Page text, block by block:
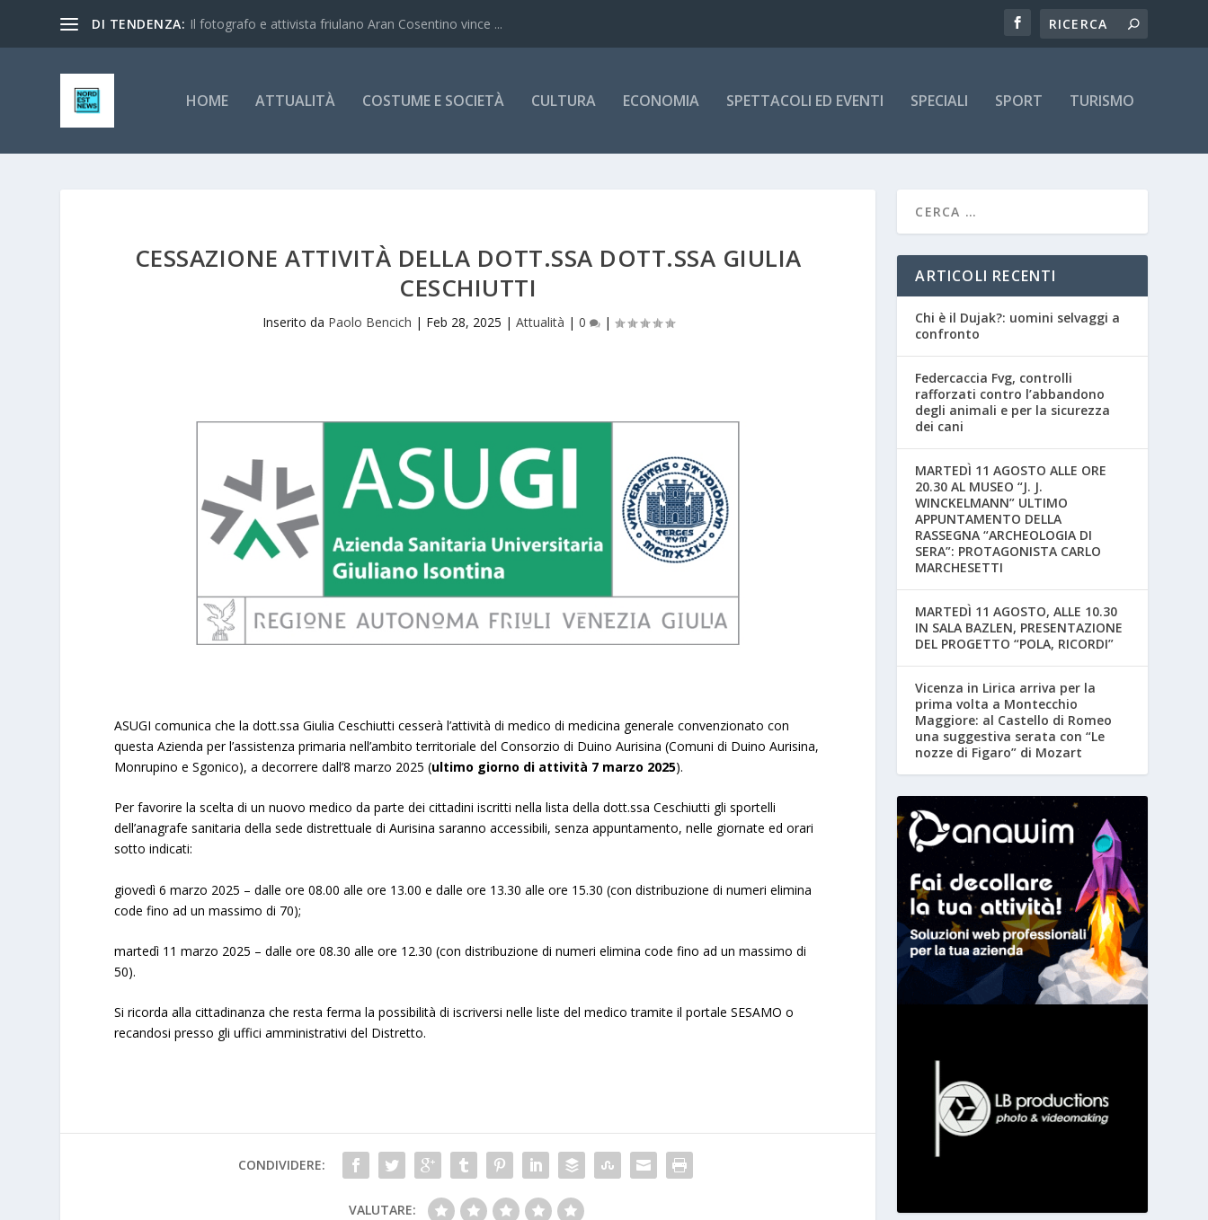
DI TENDENZA: Il fotografo e attivista friulano Aran Cosentino vince ...
HOME ATTUALITÀ COSTUME E SOCIETÀ CULTURA ECONOMIA SPETTACOLI ED EVENTI SPECIALI SPORT TURISMO
CESSAZIONE ATTIVITÀ DELLA DOTT.SSA DOTT.SSA GIULIA
CESCHIUTTI
Inserito da Paolo Bencich | Feb 28, 2025 | Attualità | 0 |
ASUGI comunica che la dott.ssa Giulia Ceschiutti cesserà l’attività di medico di medicina generale convenzionato con
questa Azienda per l’assistenza primaria nell’ambito territoriale del Consorzio di Duino Aurisina (Comuni di Duino Aurisina,
Monrupino e Sgonico), a decorrere dall’8 marzo 2025 (ultimo giorno di attività 7 marzo 2025).
Per favorire la scelta di un nuovo medico da parte dei cittadini iscritti nella lista della dott.ssa Ceschiutti gli sportelli
dell’anagrafe sanitaria della sede distrettuale di Aurisina saranno accessibili, senza appuntamento, nelle giornate ed orari
sotto indicati:
giovedì 6 marzo 2025 – dalle ore 08.00 alle ore 13.00 e dalle ore 13.30 alle ore 15.30 (con distribuzione di numeri elimina
code fino ad un massimo di 70);
martedì 11 marzo 2025 – dalle ore 08.30 alle ore 12.30 (con distribuzione di numeri elimina code fino ad un massimo di
50).
Si ricorda alla cittadinanza che resta ferma la possibilità di iscriversi nelle liste del medico tramite il portale SESAMO o
recandosi presso gli uffici amministrativi del Distretto.
CONDIVIDERE:
VALUTARE:
ARTICOLI RECENTI
Chi è il Dujak?: uomini selvaggi a
confronto
Federcaccia Fvg, controlli
rafforzati contro l’abbandono
degli animali e per la sicurezza
dei cani
MARTEDÌ 11 AGOSTO ALLE ORE
20.30 AL MUSEO “J. J.
WINCKELMANN” ULTIMO
APPUNTAMENTO DELLA
RASSEGNA “ARCHEOLOGIA DI
SERA”: PROTAGONISTA CARLO
MARCHESETTI
MARTEDÌ 11 AGOSTO, ALLE 10.30
IN SALA BAZLEN, PRESENTAZIONE
DEL PROGETTO “POLA, RICORDI”
Vicenza in Lirica arriva per la
prima volta a Montecchio
Maggiore: al Castello di Romeo
una suggestiva serata con “Le
nozze di Figaro” di Mozart